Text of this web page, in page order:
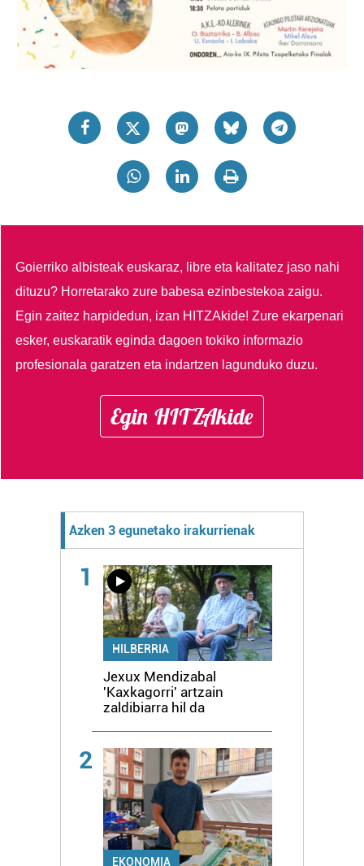
Goierriko albisteak euskaraz, libre eta kalitatez jaso nahi
dituzu? Horretarako zure babesa ezinbestekoa zaigu.
Egin zaitez harpidedun, izan HITZAkide!Zure ekarpenari
esker, euskaratik eginda dagoen tokiko informazio
profesionala garatzen eta indartzen lagunduko duzu.
Egin HITZAkide
Azken 3 egunetako irakurrienak
1
HILBERRIA
Jexux Mendizabal
'Kaxkagorri' artzain
zaldibiarra hil da
2
EKONOMIA